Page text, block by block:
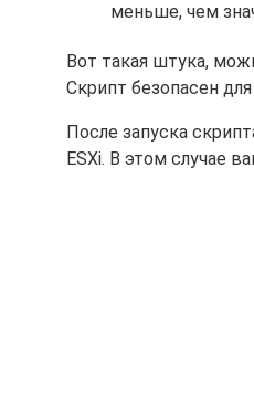
меньше, чем
Вот такая штука,
Скрипт безопасен
После запуска
ESXi. В этом случае